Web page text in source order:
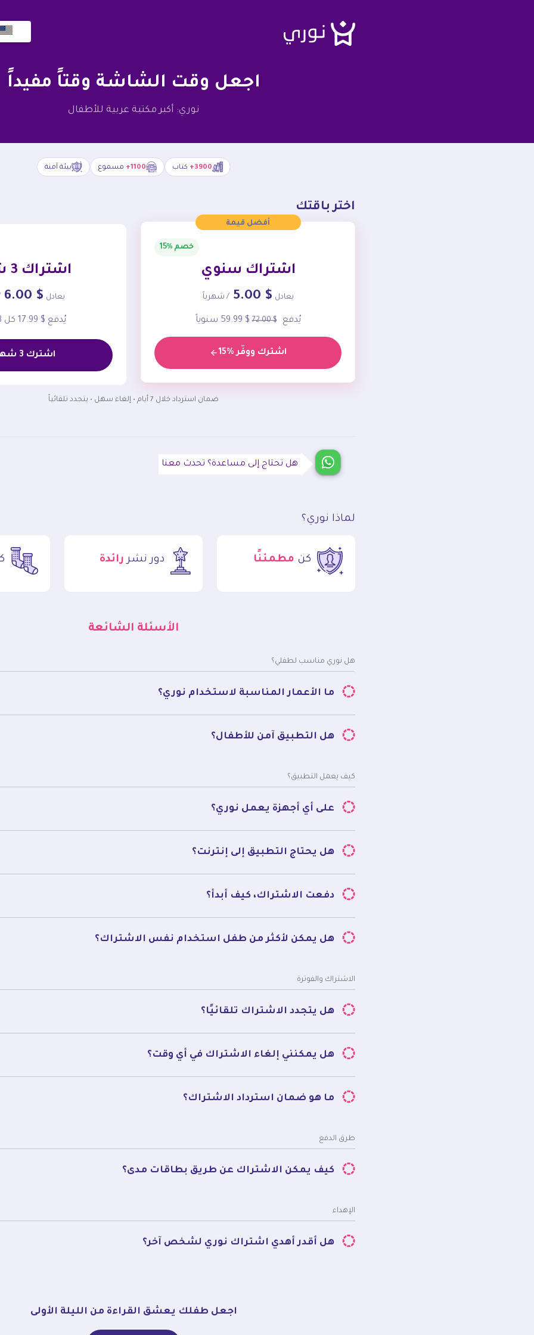
اجعل وقت الشاشة وقتاً مفيداً
نوري: أكبر مكتبة عربية للأطفال
3900+ كتاب 1100+ مسموع بيئة آمنة
اختر باقتك
أفضل قيمة
خصم %15
اشتراك سنوي
يعادل $ 5.00 / شهرياً
يُدفع $ 72.00 $ 59.99 سنوياً
اشترك ووفّر %15
اشتراك 3 شهور
يعادل $ 6.00
يُدفع $ 17.99 كل 3 شهور
اشترك 3 شهور
ضمان استرداد خلال 7 أيام • إلغاء سهل • يتجدد تلقائياً
هل تحتاج إلى مساعدة؟ تحدث معنا
لماذا نوري؟
كن مطمئنًا دور نشر رائدة
الأسئلة الشائعة
هل نوري مناسب لطفلي؟
ما الأعمار المناسبة لاستخدام نوري؟
هل التطبيق آمن للأطفال؟
كيف يعمل التطبيق؟
على أي أجهزة يعمل نوري؟
هل يحتاج التطبيق إلى إنترنت؟
دفعت الاشتراك، كيف أبدأ؟
هل يمكن لأكثر من طفل استخدام نفس الاشتراك؟
الاشتراك والفوترة
هل يتجدد الاشتراك تلقائيًا؟
هل يمكنني إلغاء الاشتراك في أي وقت؟
ما هو ضمان استرداد الاشتراك؟
طرق الدفع
كيف يمكن الاشتراك عن طريق بطاقات مدى؟
الإهداء
هل أقدر أهدي اشتراك نوري لشخص آخر؟
اجعل طفلك يعشق القراءة من الليلة الأولى